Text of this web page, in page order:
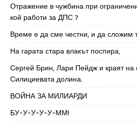
Отражение в чужбина при
кой работи за ДПС ?
Време е да сме честни, и да сложим
На гарата стара влакът поспира,
Сергей Брин, Лари Пейдж и краят на
Силициевата долина.
ВОЙНА ЗА МИЛИАРДИ
БУ-У-У-У-У-ММ!